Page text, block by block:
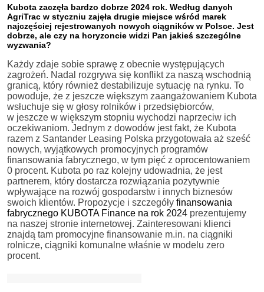
Kubota zaczęła bardzo dobrze 2024 rok. Według danych
AgriTrac w styczniu zajęła drugie miejsce wśród marek
najczęściej rejestrowanych nowych ciągników w Polsce. Jest
dobrze, ale czy na horyzoncie widzi Pan jakieś szczególne
wyzwania?
Każdy zdaje sobie sprawę z obecnie występujących
zagrożeń. Nadal rozgrywa się konflikt za naszą wschodnią
granicą, który również destabilizuje sytuację na rynku. To
powoduje, że z jeszcze większym zaangażowaniem Kubota
wsłuchuje się w głosy rolników i przedsiębiorców,
w jeszcze w większym stopniu wychodzi naprzeciw ich
oczekiwaniom. Jednym z dowodów jest fakt, że Kubota
razem z Santander Leasing Polska przygotowała aż sześć
nowych, wyjątkowych promocyjnych programów
finansowania fabrycznego, w tym pięć z oprocentowaniem
0 procent. Kubota po raz kolejny udowadnia, że jest
partnerem, który dostarcza rozwiązania pozytywnie
wpływające na rozwój gospodarstw i innych biznesów
swoich klientów. Propozycje i szczegóły finansowania
fabrycznego KUBOTA Finance na rok 2024 prezentujemy
na naszej stronie internetowej. Zainteresowani klienci
znajdą tam promocyjne finansowanie m.in. na ciągniki
rolnicze, ciągniki komunalne właśnie w modelu zero
procent.